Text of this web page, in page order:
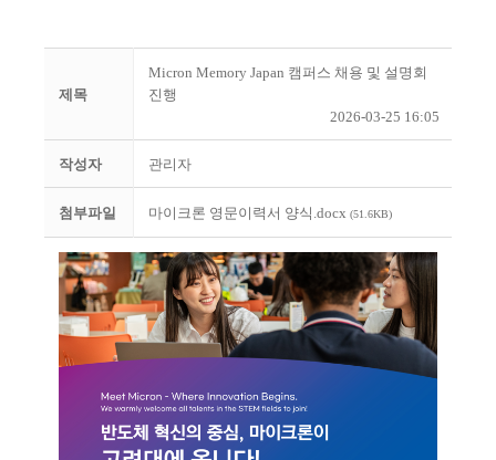
제목
Micron Memory Japan 캠퍼스 채용 및 설명회
진행
2026-03-25 16:05
작성자 관리자
첨부파일 마이크론 영문이력서 양식.docx (51.6KB)